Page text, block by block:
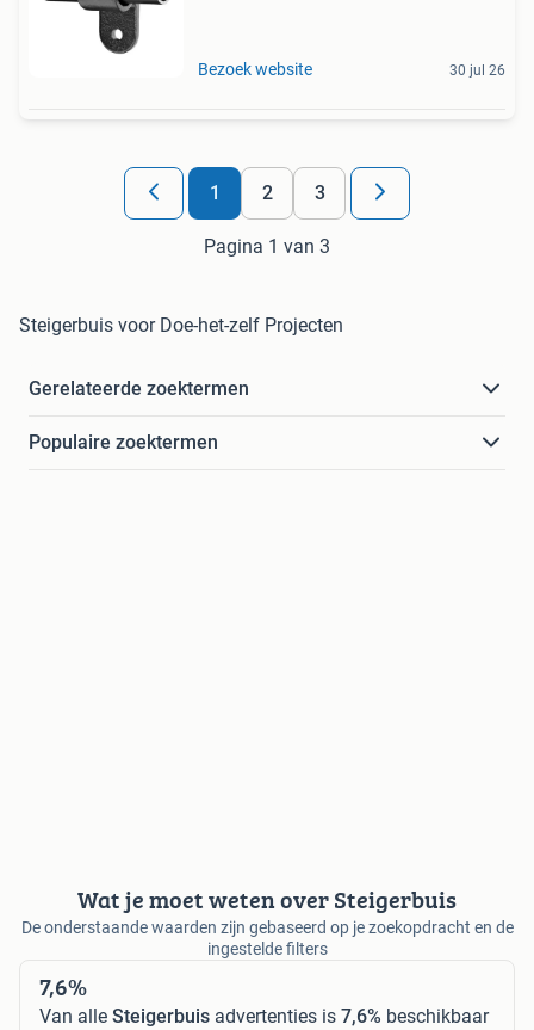
Bezoek website 30 jul 26
1 2 3
Pagina 1 van 3
Steigerbuis voor Doe-het-zelf Projecten
Gerelateerde zoektermen
Populaire zoektermen
Wat je moet weten over Steigerbuis
De onderstaande waarden zijn gebaseerd op je zoekopdracht en de
ingestelde filters
7,6%
Van alle Steigerbuis advertenties is 7,6% beschikbaar